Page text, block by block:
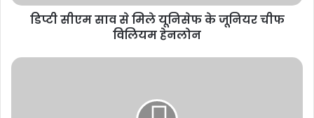
की प्रताड़ना का मामला सुप्रीम कोर्ट और PMO तक पहुंचा
रायपुर में छात्रों का आंदोलन तेज, शिक्षा व्यवस्था
1 week ago
डिप्टी सीएम साव से मिले यूनिसेफ के जूनियर चीफ
विलियम हेनलोन